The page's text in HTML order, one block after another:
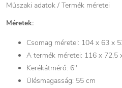
Műszaki adatok / Termék méretei
Méretek:
Csomag méretei: 104 x 63 x
A termék méretei: 116 x 72,5
Kerékátmérő: 6"
Ülésmagasság: 55 cm